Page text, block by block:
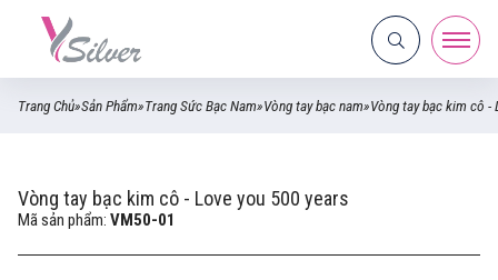
Trang Chủ»Sản Phẩm»Trang Sức Bạc Nam»Vòng tay bạc nam»Vòng tay bạc kim cô -
Vòng tay bạc kim cô - Love you 500 years
Mã sản phẩm: VM50-01